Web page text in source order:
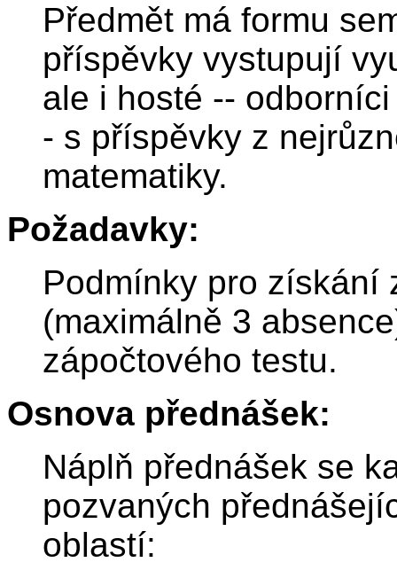
Předmět má formu
příspěvky vystupují
ale i hosté --
- s příspěvky z
matematiky.
Požadavky:
Podmínky pro získání
(maximálně 3
zápočtového testu.
Osnova přednášek:
Náplň přednášek se
pozvaných
oblastí: